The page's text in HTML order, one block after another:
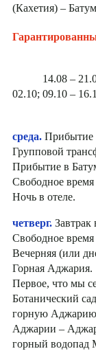
(Кахетия) –
14.08 –
02.10; 09.10 –
среда. Прибытие
Групповой
Прибытие в
Свободное время
Ночь в отеле.
четверг. Завтрак
Свободное
Вечерняя (или
Горная Аджария.
Первое, что мы
Ботанический
горную
Аджарии –
горный водопад